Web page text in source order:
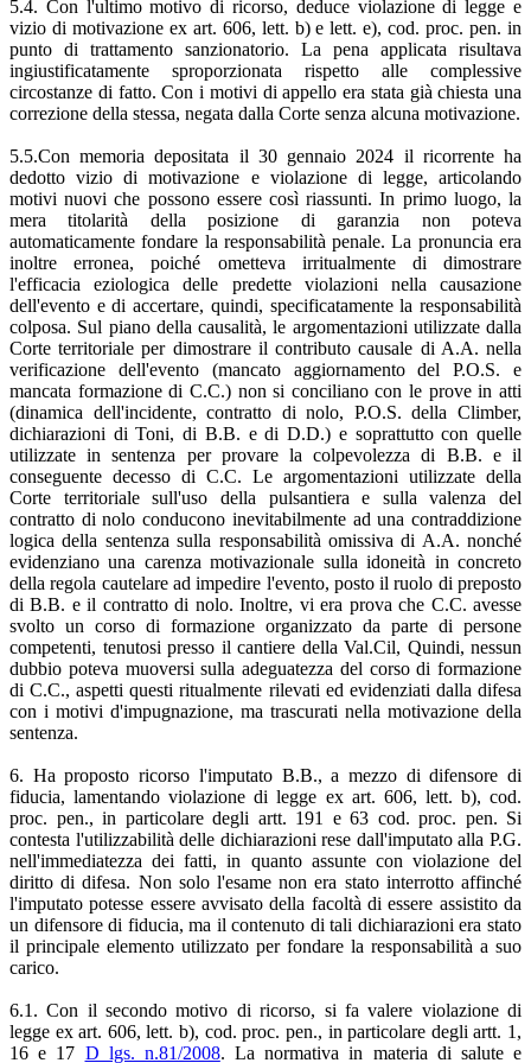
5.4. Con l'ultimo motivo di ricorso, deduce violazione di legge e
vizio di motivazione ex art. 606, lett. b) e lett. e), cod. proc. pen. in
punto di trattamento sanzionatorio. La pena applicata risultava
ingiustificatamente sproporzionata rispetto alle complessive
circostanze di fatto. Con i motivi di appello era stata già chiesta una
correzione della stessa, negata dalla Corte senza alcuna motivazione.
5.5.Con memoria depositata il 30 gennaio 2024 il ricorrente ha
dedotto vizio di motivazione e violazione di legge, articolando
motivi nuovi che possono essere così riassunti. In primo luogo, la
mera titolarità della posizione di garanzia non poteva
automaticamente fondare la responsabilità penale. La pronuncia era
inoltre erronea, poiché ometteva irritualmente di dimostrare
l'efficacia eziologica delle predette violazioni nella causazione
dell'evento e di accertare, quindi, specificatamente la responsabilità
colposa. Sul piano della causalità, le argomentazioni utilizzate dalla
Corte territoriale per dimostrare il contributo causale di A.A. nella
verificazione dell'evento (mancato aggiornamento del P.O.S. e
mancata formazione di C.C.) non si conciliano con le prove in atti
(dinamica dell'incidente, contratto di nolo, P.O.S. della Climber,
dichiarazioni di Toni, di B.B. e di D.D.) e soprattutto con quelle
utilizzate in sentenza per provare la colpevolezza di B.B. e il
conseguente decesso di C.C. Le argomentazioni utilizzate della
Corte territoriale sull'uso della pulsantiera e sulla valenza del
contratto di nolo conducono inevitabilmente ad una contraddizione
logica della sentenza sulla responsabilità omissiva di A.A. nonché
evidenziano una carenza motivazionale sulla idoneità in concreto
della regola cautelare ad impedire l'evento, posto il ruolo di preposto
di B.B. e il contratto di nolo. Inoltre, vi era prova che C.C. avesse
svolto un corso di formazione organizzato da parte di persone
competenti, tenutosi presso il cantiere della Val.Cil, Quindi, nessun
dubbio poteva muoversi sulla adeguatezza del corso di formazione
di C.C., aspetti questi ritualmente rilevati ed evidenziati dalla difesa
con i motivi d'impugnazione, ma trascurati nella motivazione della
sentenza.
6. Ha proposto ricorso l'imputato B.B., a mezzo di difensore di
fiducia, lamentando violazione di legge ex art. 606, lett. b), cod.
proc. pen., in particolare degli artt. 191 e 63 cod. proc. pen. Si
contesta l'utilizzabilità delle dichiarazioni rese dall'imputato alla P.G.
nell'immediatezza dei fatti, in quanto assunte con violazione del
diritto di difesa. Non solo l'esame non era stato interrotto affinché
l'imputato potesse essere avvisato della facoltà di essere assistito da
un difensore di fiducia, ma il contenuto di tali dichiarazioni era stato
il principale elemento utilizzato per fondare la responsabilità a suo
carico.
6.1. Con il secondo motivo di ricorso, si fa valere violazione di
legge ex art. 606, lett. b), cod. proc. pen., in particolare degli artt. 1,
16 e 17 D lgs. n.81/2008. La normativa in materia di salute e